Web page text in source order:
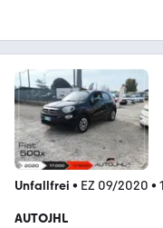
Unfallfrei • EZ 09/2020 •
AUTOJHL